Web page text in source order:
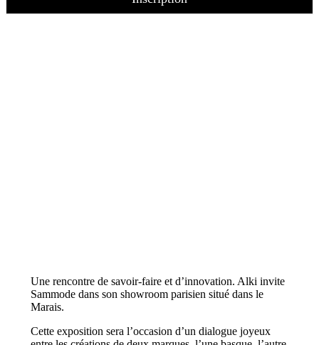
Une rencontre de savoir-faire et d’innovation. Alki invite
Sammode dans son showroom parisien situé dans le
Marais.
Cette exposition sera l’occasion d’un dialogue joyeux